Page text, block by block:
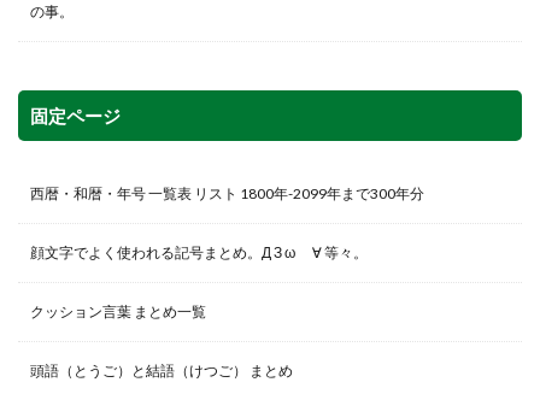
の事。
固定ページ
西暦・和暦・年号 一覧表 リスト 1800年-2099年まで300年分
顔文字でよく使われる記号まとめ。Д З ω ゞ∀ 等々。
クッション言葉 まとめ一覧
頭語（とうご）と結語（けつご） まとめ